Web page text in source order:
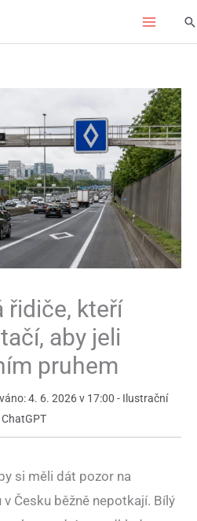
řidiče, kteří
aby jeli
pruhem
4. 6. 2026 v 17:00 - Ilustrační
si měli dát pozor na
Česku běžně nepotkají. Bílý